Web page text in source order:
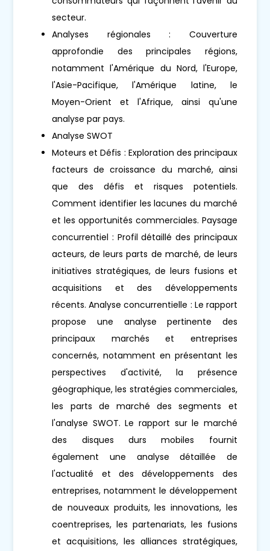
secteur.
Analyses régionales : Couverture
approfondie des principales régions,
notamment l'Amérique du Nord, l'Europe,
l'Asie-Pacifique, l'Amérique latine, le
Moyen-Orient et l'Afrique, ainsi qu'une
analyse par pays.
Analyse SWOT
Moteurs et Défis : Exploration des principaux
facteurs de croissance du marché, ainsi
que des défis et risques potentiels.
Comment identifier les lacunes du marché
et les opportunités commerciales. Paysage
concurrentiel : Profil détaillé des principaux
acteurs, de leurs parts de marché, de leurs
initiatives stratégiques, de leurs fusions et
acquisitions et des développements
récents. Analyse concurrentielle : Le rapport
propose une analyse pertinente des
principaux marchés et entreprises
concernés, notamment en présentant les
perspectives d'activité, la présence
géographique, les stratégies commerciales,
les parts de marché des segments et
l'analyse SWOT. Le rapport sur le marché
des disques durs mobiles fournit
également une analyse détaillée de
l'actualité et des développements des
entreprises, notamment le développement
de nouveaux produits, les innovations, les
coentreprises, les partenariats, les fusions
et acquisitions, les alliances stratégiques,